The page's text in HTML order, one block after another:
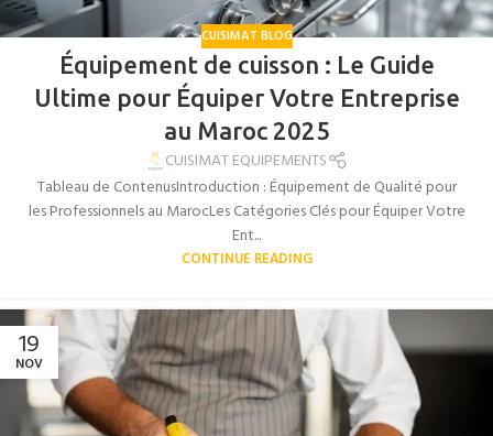
CUISIMAT BLOG
Équipement de cuisson : Le Guide
Ultime pour Équiper Votre Entreprise
au Maroc 2025
CUISIMAT EQUIPEMENTS
Tableau de ContenusIntroduction : Équipement de Qualité pour
les Professionnels au MarocLes Catégories Clés pour Équiper Votre
Ent...
CONTINUE READING
19
NOV